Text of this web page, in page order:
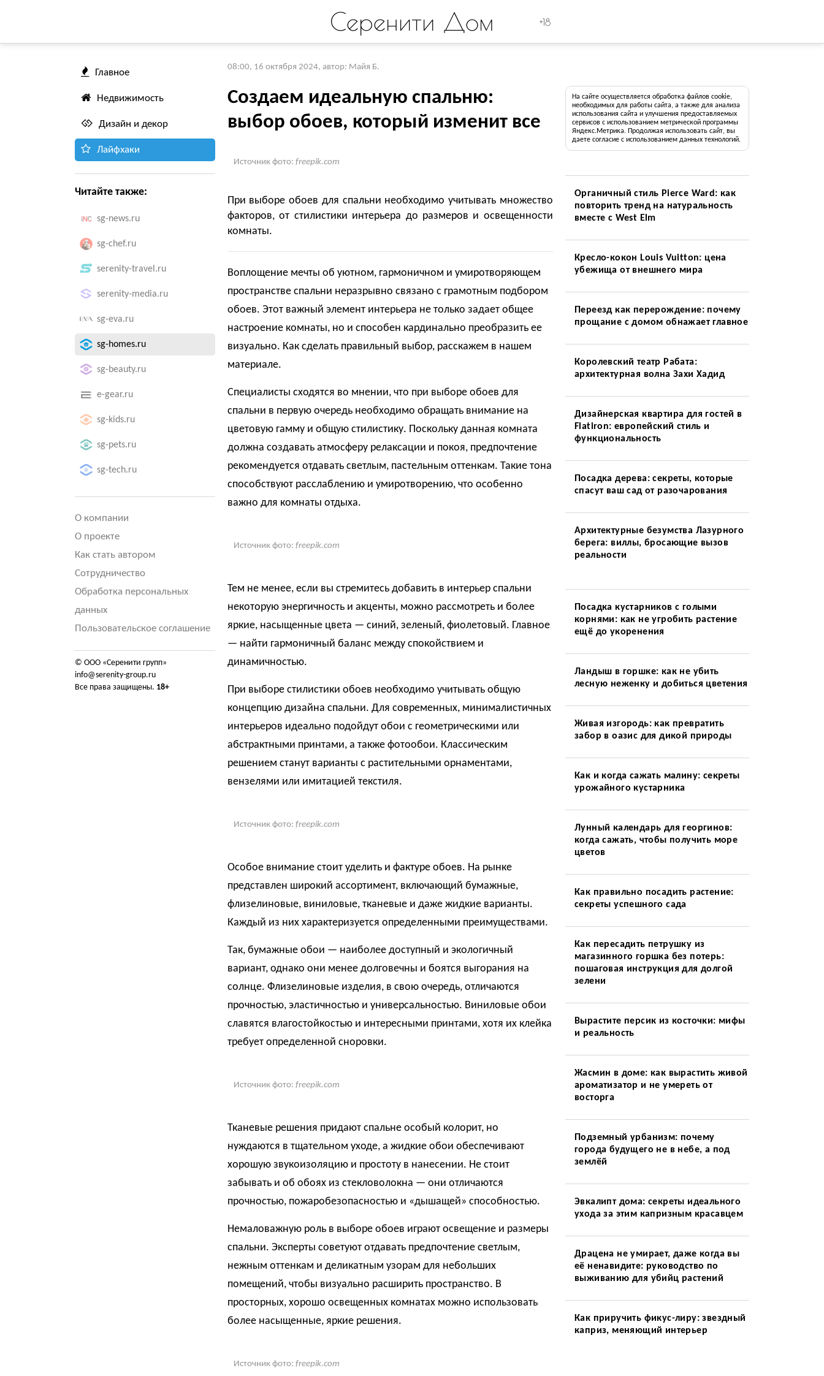
Серенити Дом +18
Главное
Недвижимость
Дизайн и декор
Лайфхаки
Читайте также:
sg-news.ru
sg-chef.ru
serenity-travel.ru
serenity-media.ru
sg-eva.ru
sg-homes.ru
sg-beauty.ru
e-gear.ru
sg-kids.ru
sg-pets.ru
sg-tech.ru
О компании
О проекте
Как стать автором
Сотрудничество
Обработка персональных
данных
Пользовательское соглашение
© ООО «Серенити групп»
info@serenity-group.ru
Все права защищены. 18+
08:00, 16 октября 2024, автор: Майя Б.
Создаем идеальную спальню:
выбор обоев, который изменит все
Источник фото: freepik.com
При выборе обоев для спальни необходимо учитывать множество
факторов, от стилистики интерьера до размеров и освещенности
комнаты.
Воплощение мечты об уютном, гармоничном и умиротворяющем
пространстве спальни неразрывно связано с грамотным подбором
обоев. Этот важный элемент интерьера не только задает общее
настроение комнаты, но и способен кардинально преобразить ее
визуально. Как сделать правильный выбор, расскажем в нашем
материале.
Специалисты сходятся во мнении, что при выборе обоев для
спальни в первую очередь необходимо обращать внимание на
цветовую гамму и общую стилистику. Поскольку данная комната
должна создавать атмосферу релаксации и покоя, предпочтение
рекомендуется отдавать светлым, пастельным оттенкам. Такие тона
способствуют расслаблению и умиротворению, что особенно
важно для комнаты отдыха.
Источник фото: freepik.com
Тем не менее, если вы стремитесь добавить в интерьер спальни
некоторую энергичность и акценты, можно рассмотреть и более
яркие, насыщенные цвета — синий, зеленый, фиолетовый. Главное
— найти гармоничный баланс между спокойствием и
динамичностью.
При выборе стилистики обоев необходимо учитывать общую
концепцию дизайна спальни. Для современных, минималистичных
интерьеров идеально подойдут обои с геометрическими или
абстрактными принтами, а также фотообои. Классическим
решением станут варианты с растительными орнаментами,
вензелями или имитацией текстиля.
Источник фото: freepik.com
Особое внимание стоит уделить и фактуре обоев. На рынке
представлен широкий ассортимент, включающий бумажные,
флизелиновые, виниловые, тканевые и даже жидкие варианты.
Каждый из них характеризуется определенными преимуществами.
Так, бумажные обои — наиболее доступный и экологичный
вариант, однако они менее долговечны и боятся выгорания на
солнце. Флизелиновые изделия, в свою очередь, отличаются
прочностью, эластичностью и универсальностью. Виниловые обои
славятся влагостойкостью и интересными принтами, хотя их клейка
требует определенной сноровки.
Источник фото: freepik.com
Тканевые решения придают спальне особый колорит, но
нуждаются в тщательном уходе, а жидкие обои обеспечивают
хорошую звукоизоляцию и простоту в нанесении. Не стоит
забывать и об обоях из стекловолокна — они отличаются
прочностью, пожаробезопасностью и «дышащей» способностью.
Немаловажную роль в выборе обоев играют освещение и размеры
спальни. Эксперты советуют отдавать предпочтение светлым,
нежным оттенкам и деликатным узорам для небольших
помещений, чтобы визуально расширить пространство. В
просторных, хорошо освещенных комнатах можно использовать
более насыщенные, яркие решения.
Источник фото: freepik.com
На сайте осуществляется обработка файлов cookie,
необходимых для работы сайта, а также для анализа
использования сайта и улучшения предоставляемых
сервисов с использованием метрической программы
Яндекс.Метрика. Продолжая использовать сайт, вы
даете согласие с использованием данных технологий.
Органичный стиль Pierce Ward: как
повторить тренд на натуральность
вместе с West Elm
Кресло-кокон Louis Vuitton: цена
убежища от внешнего мира
Переезд как перерождение: почему
прощание с домом обнажает главное
Королевский театр Рабата:
архитектурная волна Захи Хадид
Дизайнерская квартира для гостей в
Flatiron: европейский стиль и
функциональность
Посадка дерева: секреты, которые
спасут ваш сад от разочарования
Архитектурные безумства Лазурного
берега: виллы, бросающие вызов
реальности
Посадка кустарников с голыми
корнями: как не угробить растение
ещё до укоренения
Ландыш в горшке: как не убить
лесную неженку и добиться цветения
Живая изгородь: как превратить
забор в оазис для дикой природы
Как и когда сажать малину: секреты
урожайного кустарника
Лунный календарь для георгинов:
когда сажать, чтобы получить море
цветов
Как правильно посадить растение:
секреты успешного сада
Как пересадить петрушку из
магазинного горшка без потерь:
пошаговая инструкция для долгой
зелени
Вырастите персик из косточки: мифы
и реальность
Жасмин в доме: как вырастить живой
ароматизатор и не умереть от
восторга
Подземный урбанизм: почему
города будущего не в небе, а под
землёй
Эвкалипт дома: секреты идеального
ухода за этим капризным красавцем
Драцена не умирает, даже когда вы
её ненавидите: руководство по
выживанию для убийц растений
Как приручить фикус-лиру: звездный
каприз, меняющий интерьер